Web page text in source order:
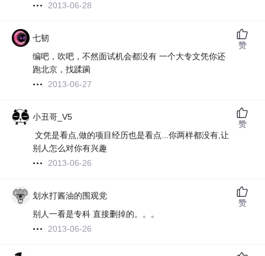
2013-06-28
七韧
编吧，吹吧，不然面试机会都没有 一个大专文凭你还
跑北京，找蹂躏
2013-06-27
赞
小丑哥_V5
文凭是看点,做的项目经历也是看点...你两样都没有,让
别人怎么对你有兴趣
2013-06-26
赞
划水打酱油的围观党
别人一看是专科 直接删掉的。。。
2013-06-26
赞